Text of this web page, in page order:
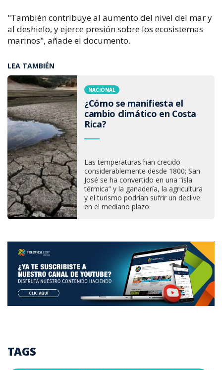
"También contribuye al aumento del nivel del mar y
al deshielo, y ejerce presión sobre los ecosistemas
marinos", añade el documento.
LEA TAMBIÉN
NACIONAL
¿Cómo se manifiesta el
cambio climático en Costa
Rica?
Las temperaturas han crecido
considerablemente desde 1800; San
José se ha convertido en una “isla
térmica” y la ganadería, la agricultura
y el turismo podrían sufrir un declive
en el mediano plazo.
TAGS